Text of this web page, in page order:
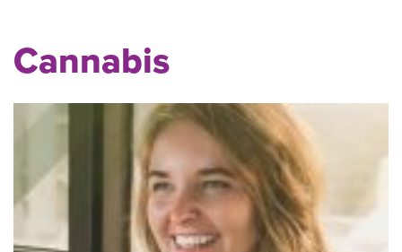
Cannabis